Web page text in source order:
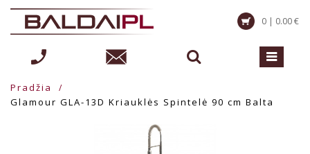
0 | 0.00 €
Pradžia
Glamour GLA-13D Kriauklės Spintelė 90 cm Balta